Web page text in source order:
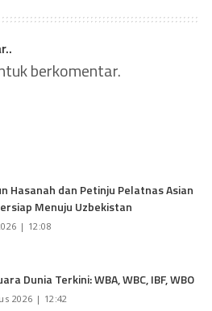
berkomentar.
Hasanah dan Petinju Pelatnas Asian
Menuju Uzbekistan
| 12:08
Dunia Terkini: WBA, WBC, IBF, WBO
2026 | 12:42